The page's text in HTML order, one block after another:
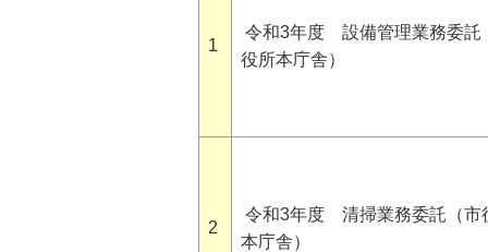
1
令和3年度 設備管理業務委託
役所本庁舎）
2
令和3年度 清掃業務委託（市
本庁舎）